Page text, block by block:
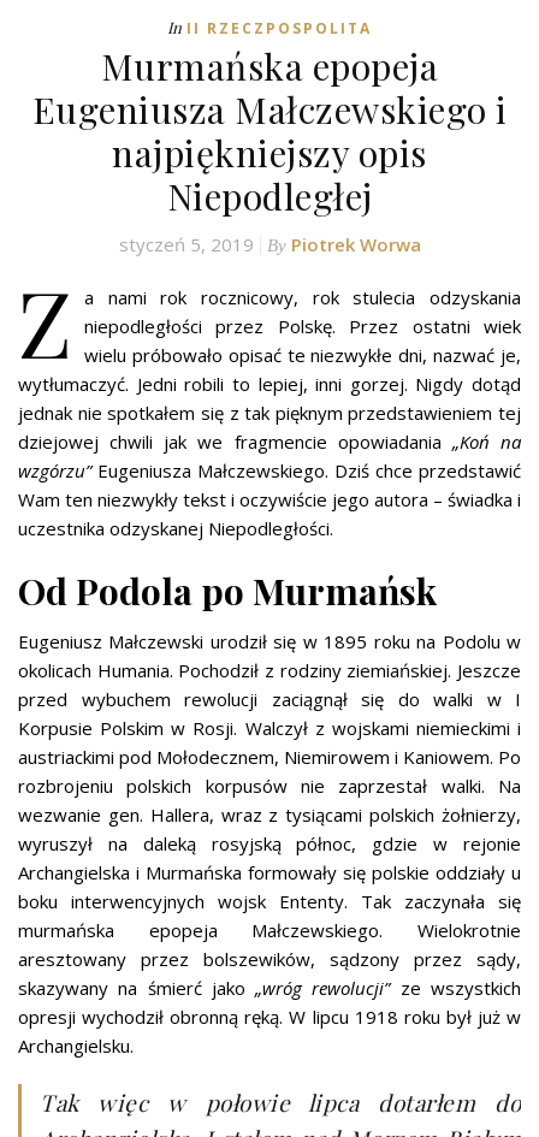
In II RZECZPOSPOLITA
Murmańska epopeja
Eugeniusza Małczewskiego i
najpiękniejszy opis
Niepodległej
styczeń 5, 2019 By Piotrek Worwa
Z
a nami rok rocznicowy, rok stulecia odzyskania
niepodległości przez Polskę. Przez ostatni wiek
wielu próbowało opisać te niezwykłe dni, nazwać je,
wytłumaczyć. Jedni robili to lepiej, inni gorzej. Nigdy dotąd
jednak nie spotkałem się z tak pięknym przedstawieniem tej
dziejowej chwili jak we fragmencie opowiadania „Koń na
wzgórzu”Eugeniusza Małczewskiego. Dziś chce przedstawić
Wam ten niezwykły tekst i oczywiście jego autora – świadka i
uczestnika odzyskanej Niepodległości.
Od Podola po Murmańsk
Eugeniusz Małczewski urodził się w 1895 roku na Podolu w
okolicach Humania. Pochodził z rodziny ziemiańskiej. Jeszcze
przed wybuchem rewolucji zaciągnął się do walki w I
Korpusie Polskim w Rosji. Walczył z wojskami niemieckimi i
austriackimi pod Mołodecznem, Niemirowem i Kaniowem. Po
rozbrojeniu polskich korpusów nie zaprzestał walki. Na
wezwanie gen. Hallera, wraz z tysiącami polskich żołnierzy,
wyruszył na daleką rosyjską północ, gdzie w rejonie
Archangielska i Murmańska formowały się polskie oddziały u
boku interwencyjnych wojsk Ententy. Tak zaczynała się
murmańska epopeja Małczewskiego. Wielokrotnie
aresztowany przez bolszewików, sądzony przez sądy,
skazywany na śmierć jako„wróg rewolucji”ze wszystkich
opresji wychodził obronną ręką. W lipcu 1918 roku był już w
Archangielsku.
Tak więc w połowie lipca dotarłem do